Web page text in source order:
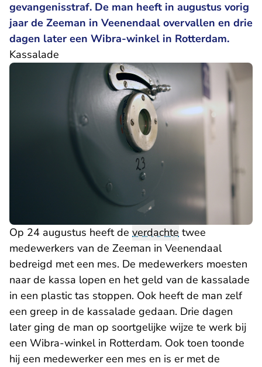
gevangenisstraf. De man heeft in augustus vorig
jaar de Zeeman in Veenendaal overvallen en drie
dagen later een Wibra-winkel in Rotterdam.
Kassalade
Op 24 augustus heeft de verdachte twee
medewerkers van de Zeeman in Veenendaal
bedreigd met een mes. De medewerkers moesten
naar de kassa lopen en het geld van de kassalade
in een plastic tas stoppen. Ook heeft de man zelf
een greep in de kassalade gedaan. Drie dagen
later ging de man op soortgelijke wijze te werk bij
een Wibra-winkel in Rotterdam. Ook toen toonde
hij een medewerker een mes en is er met de